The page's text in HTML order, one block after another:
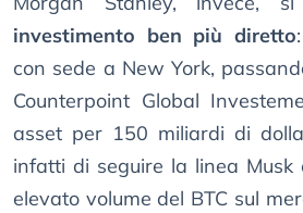
investimento ben più diretto
con sede a New York,
Counterpoint Global
asset per 150 miliardi di
infatti di seguire la linea
elevato volume del BTC sul